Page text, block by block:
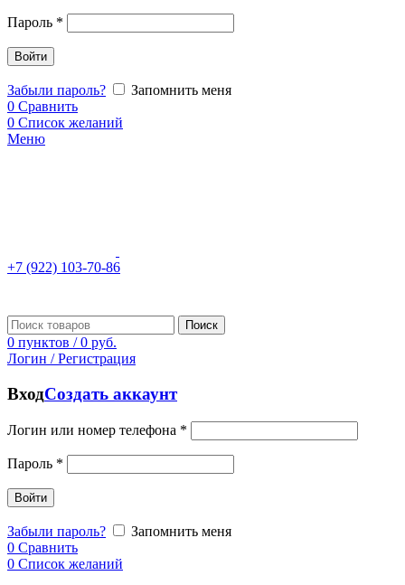
Пароль *
Войти
Забыли пароль?
Запомнить меня
0 Сравнить
0 Список желаний
Меню
+7 (922) 103-70-86
Поиск
0 пунктов / 0 руб.
Логин / Регистрация
ВходСоздать аккаунт
Логин или номер телефона *
Пароль *
Войти
Забыли пароль?
Запомнить меня
0 Сравнить
0 Список желаний